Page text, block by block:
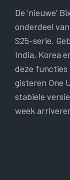
De ‘nieuwe’
onderdeel
S25-serie.
India, Korea
deze functies
gisteren One
stabiele
week